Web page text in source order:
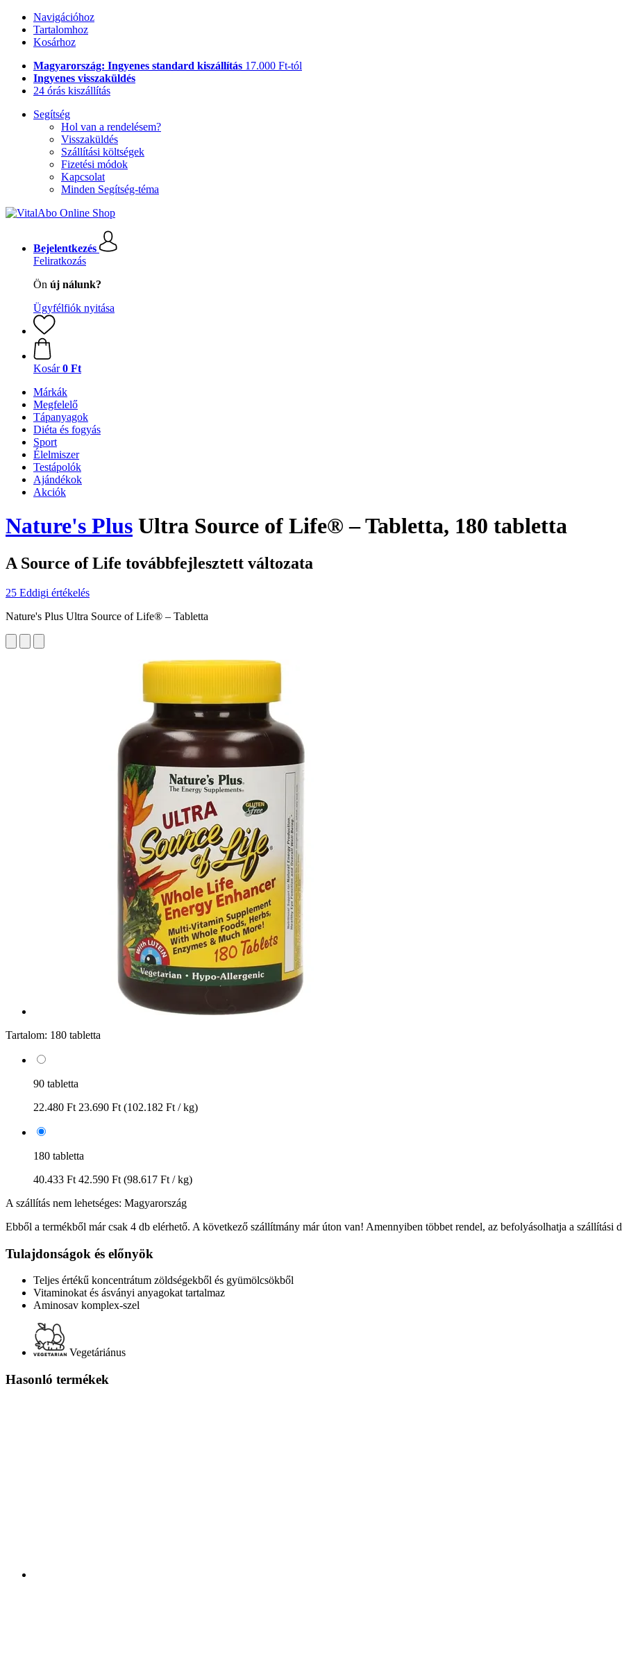
Navigációhoz
Tartalomhoz
Kosárhoz
Magyarország: Ingyenes standard kiszállítás 17.000 Ft-tól
Ingyenes visszaküldés
24 órás kiszállítás
Segítség
Hol van a rendelésem?
Visszaküldés
Szállítási költségek
Fizetési módok
Kapcsolat
Minden Segítség-téma
Bejelentkezés
Feliratkozás
Ön új nálunk?
Ügyfélfiók nyitása
Kosár 0 Ft
Márkák
Megfelelő
Tápanyagok
Diéta és fogyás
Sport
Élelmiszer
Testápolók
Ajándékok
Akciók
Nature's Plus Ultra Source of Life® – Tabletta, 180 tabletta
A Source of Life továbbfejlesztett változata
25 Eddigi értékelés
Nature's Plus Ultra Source of Life® – Tabletta
Tartalom: 180 tabletta
90 tabletta
22.480 Ft 23.690 Ft (102.182 Ft / kg)
180 tabletta
40.433 Ft 42.590 Ft (98.617 Ft / kg)
A szállítás nem lehetséges: Magyarország
Ebből a termékből már csak 4 db elérhető. A következő szállítmány már úton van! Amennyiben többet rendel, az befolyásolhatja a szállítási
Tulajdonságok és előnyök
Teljes értékű koncentrátum zöldségekből és gyümölcsökből
Vitaminokat és ásványi anyagokat tartalmaz
Aminosav komplex-szel
Vegetáriánus
Hasonló termékek